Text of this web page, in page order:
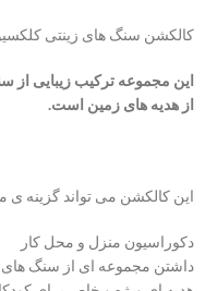
کالکشن سنگ های زینتی
این مجموعه ترکیب زیبایی
از هدیه های زمین است.
این کالکشن می تواند گزینه ی
دکوراسیون منزل و محل کار
داشتن مجموعه ای از سنگ های